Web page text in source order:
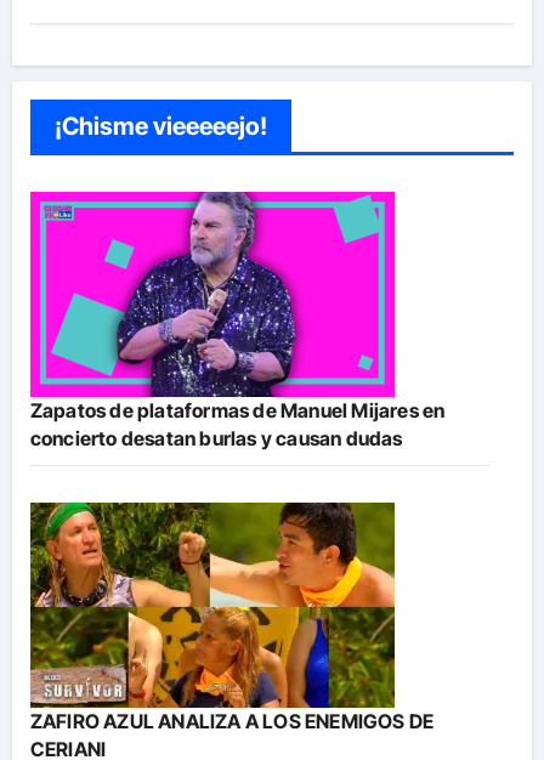
¡Chisme vieeeeejo!
Zapatos de plataformas de Manuel Mijares en
concierto desatan burlas y causan dudas
ZAFIRO AZUL ANALIZA A LOS ENEMIGOS DE
CERIANI